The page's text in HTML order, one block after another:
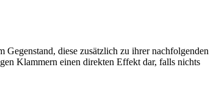
diese zusätzlich zu ihrer nachfolgenden
Klammern einen direkten Effekt dar, falls nichts